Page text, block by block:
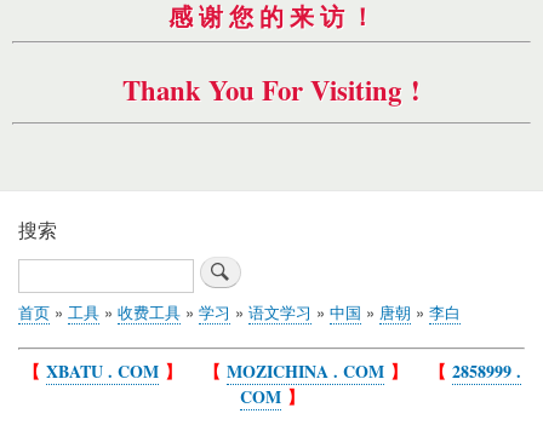
感 谢 您 的 来 访 ！
Thank You For Visiting !
搜索
搜
索
面
包
屑
首页 工具 收费工具 学习 语文学习 中国 唐朝 李白
【 XBATU . COM】 【 MOZICHINA . COM】 【 2858999 .
COM】